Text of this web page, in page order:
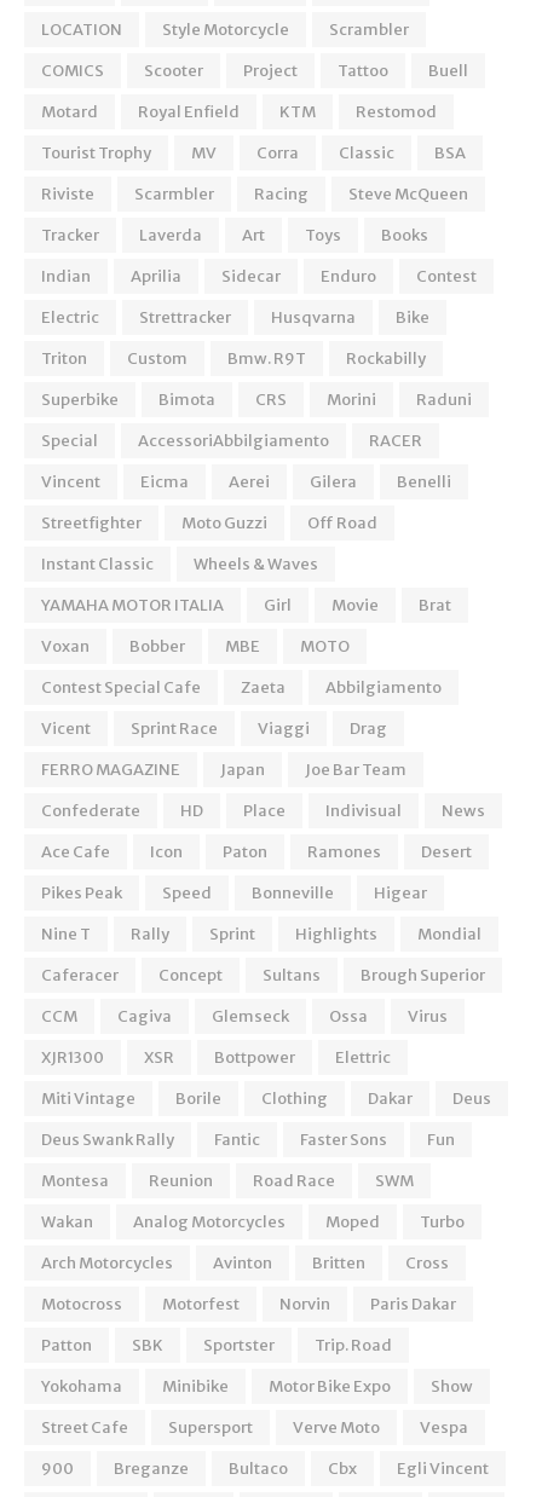
LOCATION
Style Motorcycle
Scrambler
COMICS
Scooter Project Tattoo
Buell
Motard
Royal Enfield KTM
Restomod
Tourist Trophy
MV Corra Classic
BSA
Riviste
Scarmbler Racing
Steve McQueen
Tracker
Laverda Art Toys
Books
Indian
Aprilia Sidecar Enduro
Contest
Electric
Strettracker Husqvarna
Bike
Triton
Custom Bmw. R9T
Rockabilly
Superbike
Bimota CRS Morini
Raduni
Special
AccessoriAbbilgiamento
RACER
Vincent
Eicma Aerei Gilera
Benelli
Streetfighter
Moto Guzzi
Off Road
Instant Classic
Wheels & Waves
YAMAHA MOTOR ITALIA
Girl Movie
Brat
Voxan
Bobber MBE
MOTO
Contest Special Cafe
Zaeta
Abbilgiamento
Vicent
Sprint Race Viaggi
Drag
FERRO MAGAZINE
Japan
Joe Bar Team
Confederate
HD Place Indivisual
News
Ace Cafe
Icon Paton Ramones
Desert
Pikes Peak
Speed Bonneville
Higear
Nine T
Rally Sprint Highlights
Mondial
Caferacer
Concept Sultans
Brough Superior
CCM
Cagiva Glemseck Ossa
Virus
XJR1300
XSR Bottpower
Elettric
Miti Vintage
Borile Clothing Dakar
Deus
Deus Swank Rally
Fantic Faster Sons
Fun
Montesa
Reunion Road Race
SWM
Wakan
Analog Motorcycles Moped
Turbo
Arch Motorcycles
Avinton Britten
Cross
Motocross
Motorfest Norvin
Paris Dakar
Patton
SBK Sportster
Trip. Road
Yokohama
Minibike Motor Bike Expo
Show
Street Cafe
Supersport Verve Moto
Vespa
900
Breganze Bultaco Cbx Egli Vincent